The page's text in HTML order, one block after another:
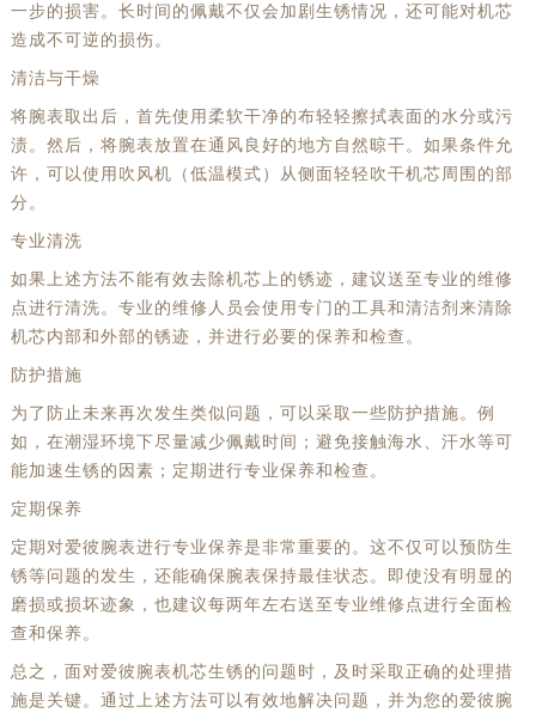
一步的损害。长时间的佩戴不仅会加剧生锈情况，还可能对机芯
造成不可逆的损伤。
清洁与干燥
将腕表取出后，首先使用柔软干净的布轻轻擦拭表面的水分或污
渍。然后，将腕表放置在通风良好的地方自然晾干。如果条件允
许，可以使用吹风机（低温模式）从侧面轻轻吹干机芯周围的部
分。
专业清洗
如果上述方法不能有效去除机芯上的锈迹，建议送至专业的维修
点进行清洗。专业的维修人员会使用专门的工具和清洁剂来清除
机芯内部和外部的锈迹，并进行必要的保养和检查。
防护措施
为了防止未来再次发生类似问题，可以采取一些防护措施。例
如，在潮湿环境下尽量减少佩戴时间；避免接触海水、汗水等可
能加速生锈的因素；定期进行专业保养和检查。
定期保养
定期对爱彼腕表进行专业保养是非常重要的。这不仅可以预防生
锈等问题的发生，还能确保腕表保持最佳状态。即使没有明显的
磨损或损坏迹象，也建议每两年左右送至专业维修点进行全面检
查和保养。
总之，面对爱彼腕表机芯生锈的问题时，及时采取正确的处理措
施是关键。通过上述方法可以有效地解决问题，并为您的爱彼腕